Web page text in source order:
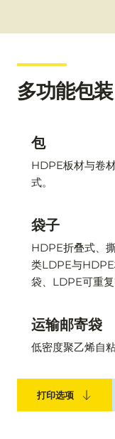
多功能包
包
HDPE板材与卷
式。
袋子
HDPE折叠式、
类LDPE与
袋、LDPE可重复
运输邮寄袋
低密度聚乙烯自粘
打印选项